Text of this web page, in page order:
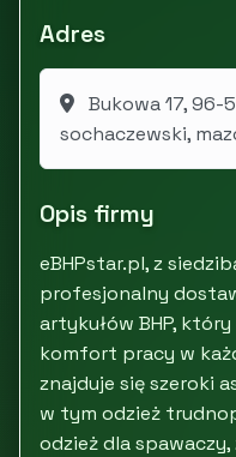
Adres
Bukowa 17, 96-
sochaczewski,
Opis firmy
eBHPstar.pl, z
profesjonalny
artykułów BHP,
komfort pracy w
znajduje się szeroki
w tym odzież
odzież dla